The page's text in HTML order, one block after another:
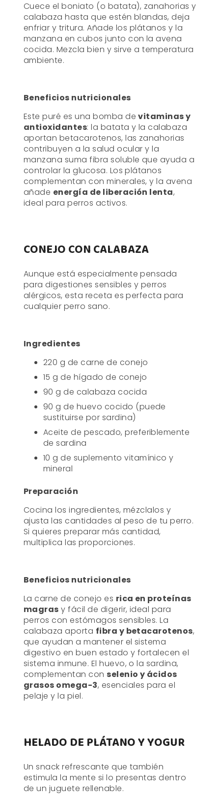
Cuece el boniato (o batata), zanahorias y
calabaza hasta que estén blandas, deja
enfriar y tritura. Añade los plátanos y la
manzana en cubos junto con la avena
cocida. Mezcla bien y sirve a temperatura
ambiente.
Beneficios nutricionales
Este puré es una bomba devitaminas y
antioxidantes: la batata y la calabaza
aportan betacarotenos, las zanahorias
contribuyen a la salud ocular y la
manzana suma fibra soluble que ayuda a
controlar la glucosa. Los plátanos
complementan con minerales, y la avena
añade energía de liberación lenta,
ideal para perros activos.
CONEJO CON CALABAZA
Aunque está especialmente pensada
para digestiones sensibles y perros
alérgicos, esta receta es perfecta para
cualquier perro sano.
Ingredientes
220 g de carne de conejo
15 g de hígado de conejo
90 g de calabaza cocida
90 g de huevo cocido (puede
sustituirse por sardina)
Aceite de pescado, preferiblemente
de sardina
10 g de suplemento vitamínico y
mineral
Preparación
Cocina los ingredientes, mézclalos y
ajusta las cantidades al peso de tu perro.
Si quieres preparar más cantidad,
multiplica las proporciones.
Beneficios nutricionales
La carne de conejo es rica en proteínas
magras y fácil de digerir, ideal para
perros con estómagos sensibles. La
calabaza aporta fibra y betacarotenos,
que ayudan a mantener el sistema
digestivo en buen estado y fortalecen el
sistema inmune. El huevo, o la sardina,
complementan con selenio y ácidos
grasos omega-3, esenciales para el
pelaje y la piel.
HELADO DE PLÁTANO Y YOGUR
Un snack refrescante que también
estimula la mente si lo presentas dentro
de un juguete rellenable.